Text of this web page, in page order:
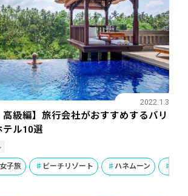
高級編】旅行会社がおすすめするバリ
テル10選
2022.1.3
女子旅 ビーチリゾート ハネムーン